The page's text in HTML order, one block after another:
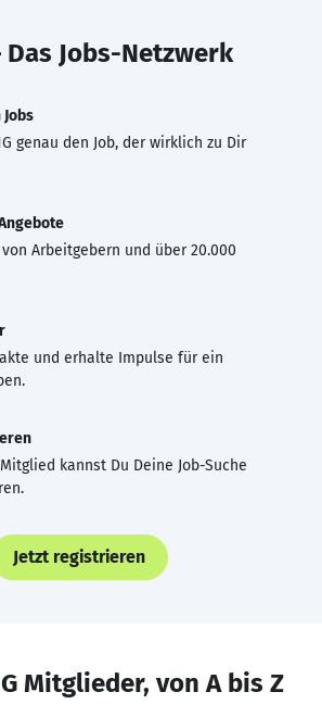
Das Jobs-Netzwerk
genau den Job, der wirklich zu Dir
Arbeitgebern und über 20.000
und erhalte Impulse für ein
kannst Du Deine Job-Suche
Jetzt registrieren
Mitglieder, von A bis Z